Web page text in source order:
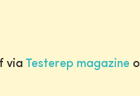
via Testerep magazine